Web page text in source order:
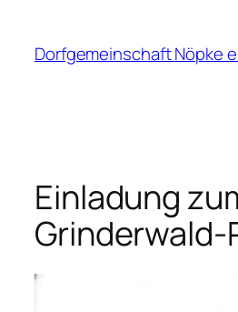
springen
Dorfgemeinschaft Nöpke
Einladung
Grinderwald-